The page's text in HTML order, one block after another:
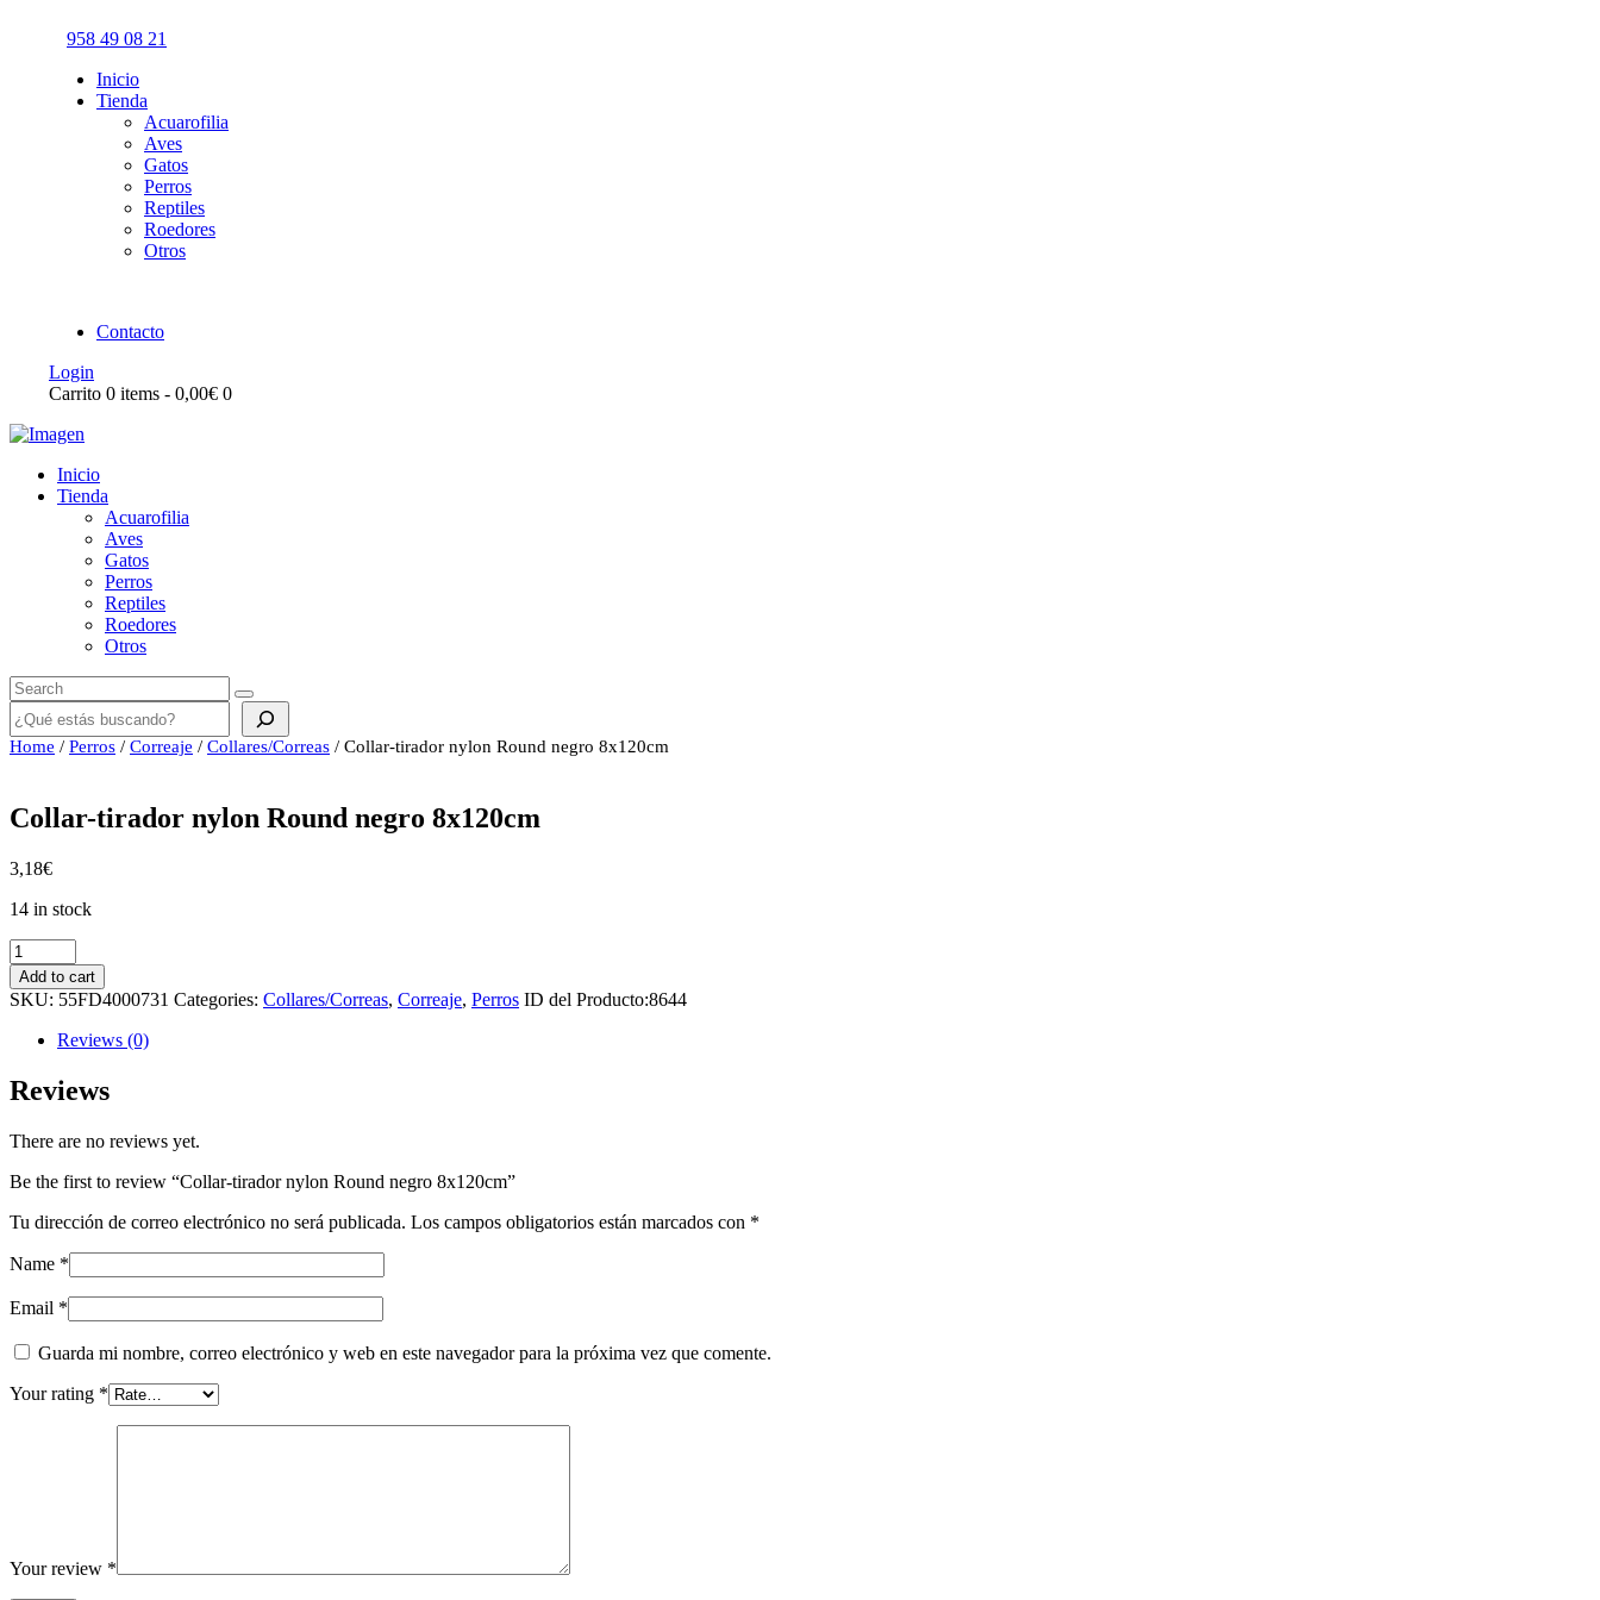
958 49 08 21
Inicio
Tienda
Acuarofilia
Aves
Gatos
Perros
Reptiles
Roedores
Otros
Contacto
Login
Carrito 0 items - 0,00€ 0
Inicio
Tienda
Acuarofilia
Aves
Gatos
Perros
Reptiles
Roedores
Otros
Buscar
Home / Perros / Correaje / Collares/Correas / Collar-tirador nylon Round negro 8x120cm
Collar-tirador nylon Round negro 8x120cm
3,18€
14 in stock
Collar-
tirador
nylon
Round
negro
8x120cm
quantity
Add to cart
SKU: 55FD4000731 Categories: Collares/Correas, Correaje, Perros ID del Producto:8644
Reviews (0)
Reviews
There are no reviews yet.
Be the first to review “Collar-tirador nylon Round negro 8x120cm”
Tu dirección de correo electrónico no será publicada. Los campos obligatorios están marcados con *
Name *
Email *
Guarda mi nombre, correo electrónico y web en este navegador para la próxima vez que comente.
Your rating *
Your review *